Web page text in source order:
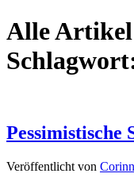
Alle
Pessimistische
Veröffentlicht von